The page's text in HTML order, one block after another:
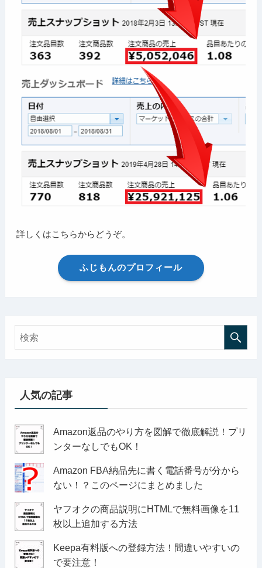
詳しくはこちらからどうぞ。
ふじもんのプロフィール
人気の記事
Amazon返品のやり方を図解で徹底解説！プリ
ンターなしでもOK！
Amazon FBA納品先に書く電話番号が分から
ない！？このページにまとめました
ヤフオクの商品説明にHTMLで無料画像を11
枚以上追加する方法
Keepa有料版への登録方法！間違いやすいの
で要注意！